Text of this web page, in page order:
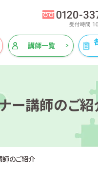
講師一覧
ー講師のご紹
師のご紹介